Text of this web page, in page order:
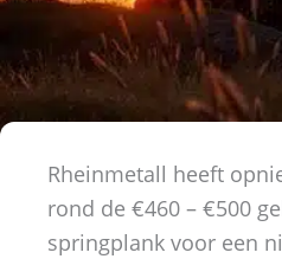
Rheinmetall heeft
rond de €460 – €500
springplank voor een